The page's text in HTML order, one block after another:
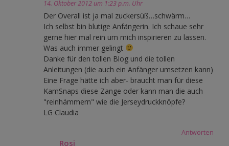
14. Oktober 2012 um 1:23 p.m. Uhr
Der Overall ist ja mal zuckersüß…schwärm…
Ich selbst bin blutige Anfängerin. Ich schaue sehr
gerne hier mal rein um mich inspirieren zu lassen.
Was auch immer gelingt
Danke für den tollen Blog und die tollen
Anleitungen (die auch ein Anfänger umsetzen kann)
Eine Frage hätte ich aber- braucht man für diese
KamSnaps diese Zange oder kann man die auch
"reinhämmern" wie die Jerseydruckknöpfe?
LG Claudia
Antworten
Rosi